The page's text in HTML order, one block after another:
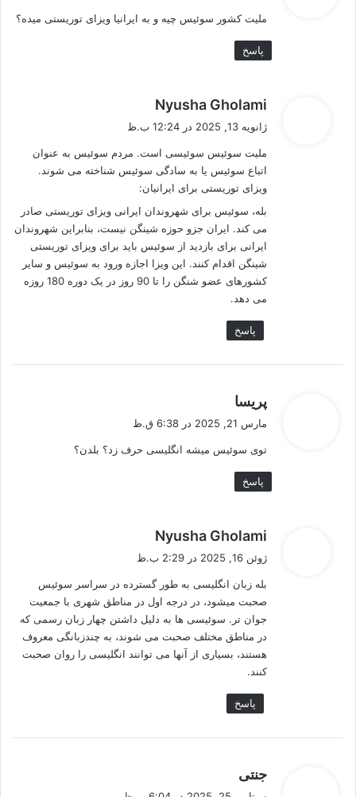
:
ملیت کشور سوئیس چیه و به ایرانیا ویزای توریستی میده؟
پاسخ
Nyusha Gholami
:
ژانویه 13, 2025 در 12:24 ب.ظ
ملیت سوئیس سوئیسی است. مردم سوئیس به عنوان
اتباع سوئیس یا به سادگی سوئیس شناخته می شوند.
ویزای توریستی برای ایرانیان:
بله، سوئیس برای شهروندان ایرانی ویزای توریستی صادر
می کند. ایران جزو حوزه شینگن نیست، بنابراین شهروندان
ایرانی برای بازدید از سوئیس باید برای ویزای توریستی
شینگن اقدام کنند. این ویزا اجازه ورود به سوئیس و سایر
کشورهای عضو شنگن را تا 90 روز در یک دوره 180 روزه
می دهد.
پاسخ
پریسا
ف
:
مارس 21, 2025 در 6:38 ق.ظ
توی سوئیس میشه انگلیسی حرف زد؟ بلدن؟
پاسخ
Nyusha Gholami
:
ژوئن 16, 2025 در 2:29 ب.ظ
بله زبان انگلیسی به طور گسترده در سراسر سوئیس
صحبت میشود، در درجه اول در مناطق شهری با جمعیت
جوان‌ تر. سوئیسی‌ ها به دلیل داشتن چهار زبان رسمی که
در مناطق مختلف صحبت می‌ شوند، به چندزبانگی معروف
هستند، بسیاری از آنها می‌ توانند انگلیسی را روان صحبت
کنند.
پاسخ
جنتی